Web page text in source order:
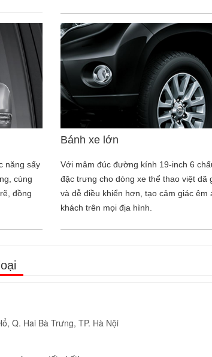
năng sấy
cùng
đồng
Bánh xe lớn
Với mâm đúc đường kính 19-inch 6
đặc trưng cho dòng xe thể thao việt dã
và dễ điều khiển hơn, tạo cảm giác êm
khách trên mọi địa hình.
Q. Hai Bà Trưng, TP. Hà Nội